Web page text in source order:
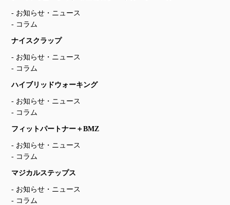
お知らせ・ニュース
コラム
ナイスクラップ
お知らせ・ニュース
コラム
ハイブリッドウォーキング
お知らせ・ニュース
コラム
フィットパートナー＋BMZ
お知らせ・ニュース
コラム
マジカルステップス
お知らせ・ニュース
コラム